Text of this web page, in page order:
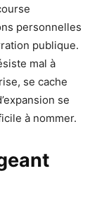
personnelles
publique.
mal à
se cache
se
à nommer.